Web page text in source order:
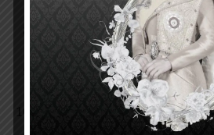
การตัดสินผู้ได้รับพระราชทานทุ
Download Application
Award Youth Program
Download Application
Award Youth Program
PMA Youth Program